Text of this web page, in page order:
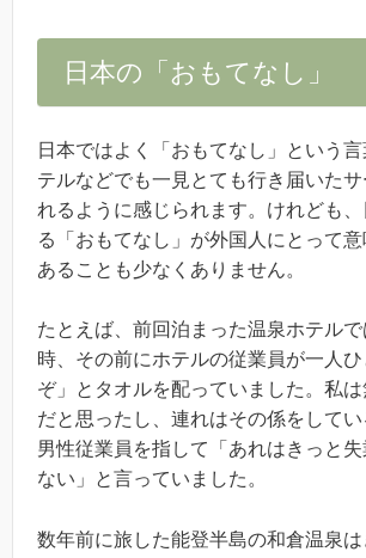
日本の「おもてなし」
日本ではよく「おもてなし」という
テルなどでも一見とても行き届いた
れるように感じられます。けれども
る「おもてなし」が外国人にとって
あることも少なくありません。
たとえば、前回泊まった温泉ホテルで
時、その前にホテルの従業員が一人ひ
ぞ」とタオルを配っていました。私
だと思ったし、連れはその係をして
男性従業員を指して「あれはきっと
ない」と言っていました。
数年前に旅した能登半島の和倉温泉